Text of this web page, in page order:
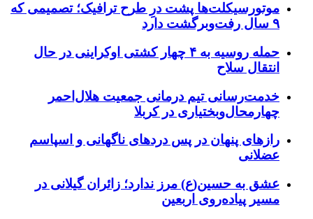
موتورسیکلت‌ها پشت درِ طرح ترافیک؛ تصمیمی که
۹ سال رفت‌وبرگشت دارد
حمله روسیه به ۴ چهار کشتی اوکراینی در حال
انتقال سلاح
خدمت‌رسانی تیم درمانی جمعیت هلال‌احمر
چهارمحال‌وبختیاری در کربلا
رازهای پنهان در پس دردهای ناگهانی و اسپاسم
عضلانی
عشق به حسین(ع) مرز ندارد؛ زائران گیلانی در
مسیر پیاده‌روی اربعین